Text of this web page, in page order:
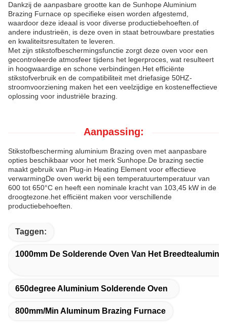
Dankzij de aanpasbare grootte kan de Sunhope Aluminium
Brazing Furnace op specifieke eisen worden afgestemd,
waardoor deze ideaal is voor diverse productiebehoeften.of
andere industrieën, is deze oven in staat betrouwbare prestaties
en kwaliteitsresultaten te leveren.
Met zijn stikstofbeschermingsfunctie zorgt deze oven voor een
gecontroleerde atmosfeer tijdens het legerproces, wat resulteert
in hoogwaardige en schone verbindingen.Het efficiënte
stikstofverbruik en de compatibiliteit met driefasige 50HZ-
stroomvoorziening maken het een veelzijdige en kosteneffectieve
oplossing voor industriële brazing.
Aanpassing:
Stikstofbescherming aluminium Brazing oven met aanpasbare
opties beschikbaar voor het merk Sunhope.De brazing sectie
maakt gebruik van Plug-in Heating Element voor effectieve
verwarmingDe oven werkt bij een temperatuurtemperatuur van
600 tot 650°C en heeft een nominale kracht van 103,45 kW in de
droogtezone.het efficiënt maken voor verschillende
productiebehoeften.
Taggen:
1000mm De Solderende Oven Van Het
650degree Aluminium Solderende Oven
800mm/Min Aluminum Brazing Furnace